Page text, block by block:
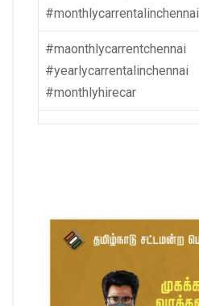
#monthlycarrentalinchennai
#maonthlycarrentchennai
#yearlycarrentalinchennai
#monthlyhirecar